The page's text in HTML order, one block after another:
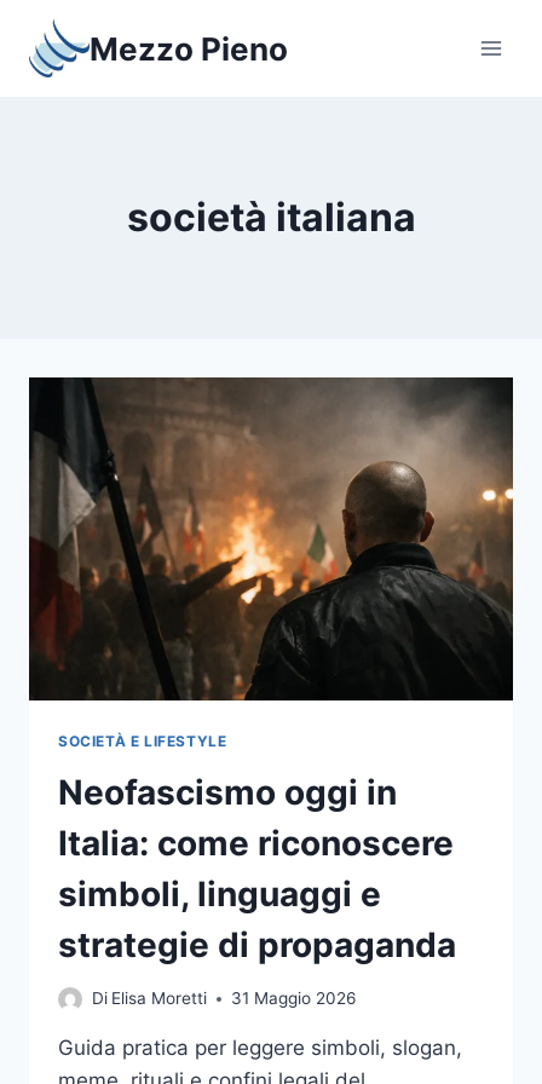
contenuto
Mezzo Pieno
società italiana
SOCIETÀ E LIFESTYLE
Neofascismo oggi in
Italia: come riconoscere
simboli, linguaggi e
strategie di propaganda
Di Elisa Moretti 31 Maggio 2026
Guida pratica per leggere simboli, slogan,